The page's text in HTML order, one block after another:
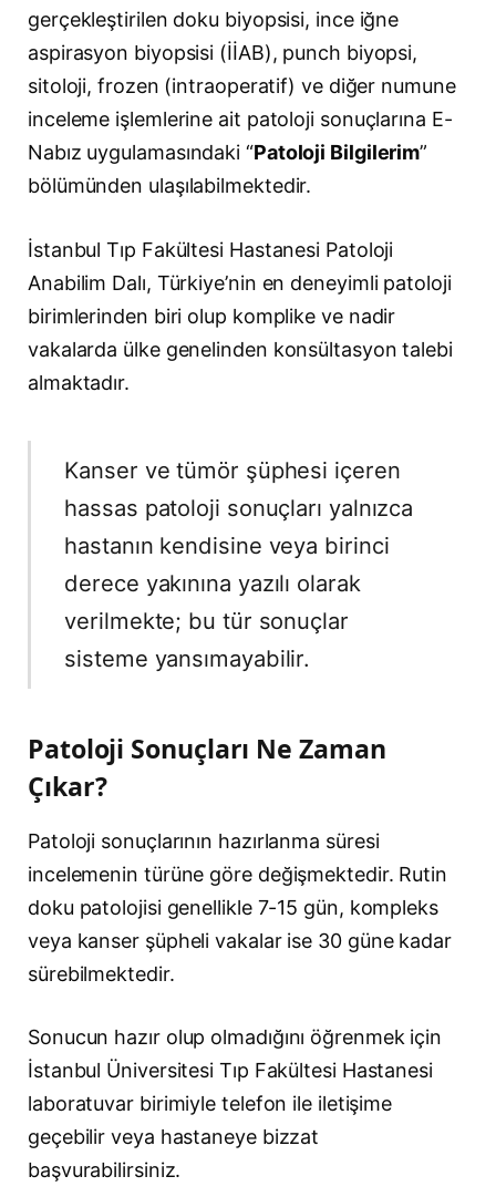
gerçekleştirilen doku biyopsisi, ince iğne
aspirasyon biyopsisi (İİAB), punch biyopsi,
sitoloji, frozen (intraoperatif) ve diğer numune
inceleme işlemlerine ait patoloji sonuçlarına E-
Nabız uygulamasındaki “Patoloji Bilgilerim”
bölümünden ulaşılabilmektedir.
İstanbul Tıp Fakültesi Hastanesi Patoloji
Anabilim Dalı, Türkiye’nin en deneyimli patoloji
birimlerinden biri olup komplike ve nadir
vakalarda ülke genelinden konsültasyon talebi
almaktadır.
Kanser ve tümör şüphesi içeren
hassas patoloji sonuçları yalnızca
hastanın kendisine veya birinci
derece yakınına yazılı olarak
verilmekte; bu tür sonuçlar
sisteme yansımayabilir.
Patoloji Sonuçları Ne Zaman
Çıkar?
Patoloji sonuçlarının hazırlanma süresi
incelemenin türüne göre değişmektedir. Rutin
doku patolojisi genellikle 7-15 gün, kompleks
veya kanser şüpheli vakalar ise 30 güne kadar
sürebilmektedir.
Sonucun hazır olup olmadığını öğrenmek için
İstanbul Üniversitesi Tıp Fakültesi Hastanesi
laboratuvar birimiyle telefon ile iletişime
geçebilir veya hastaneye bizzat
başvurabilirsiniz.